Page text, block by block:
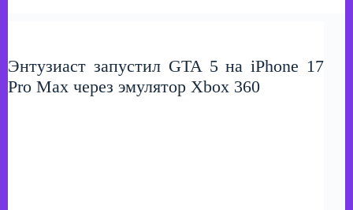
Энтузиаст запустил GTA 5 на iPhone 17
Pro Max через эмулятор Xbox 360